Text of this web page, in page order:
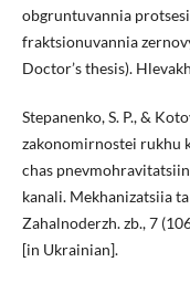
obgruntuvannia
fraktsionuvannia
Doctor’s thesis).
Stepanenko, S. P., &
zakonomirnostei rukhu
chas
kanali. Mekhanizatsiia
Zahalnoderzh. zb., 7
[in Ukrainian].